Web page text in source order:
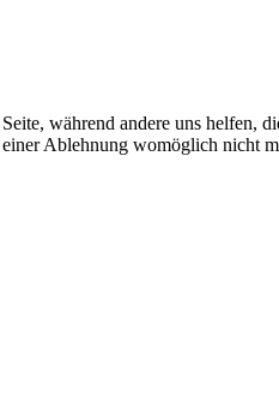
während andere uns helfen,
Ablehnung womöglich nicht